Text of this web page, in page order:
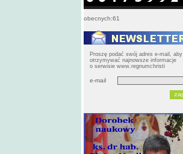
obecnych:61
Proszę podać swój adres e-mail, aby
otrzymywać najnowsze informacje
o serwisie www.regnumchristi
e-mail